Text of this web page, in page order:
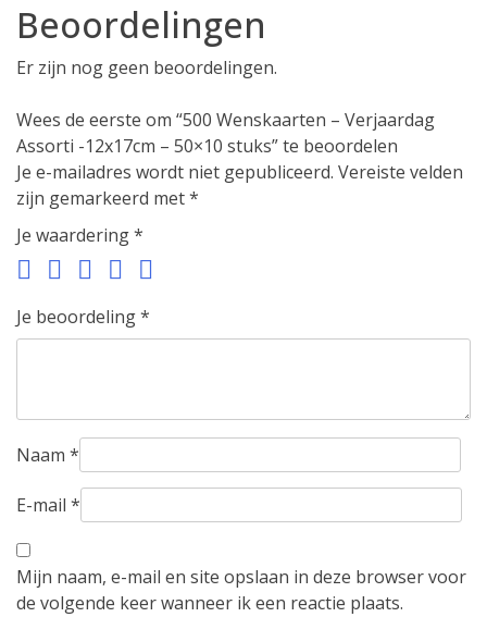
Beoordelingen
Er zijn nog geen beoordelingen.
Wees de eerste om “500 Wenskaarten – Verjaardag
Assorti -12x17cm – 50×10 stuks” te beoordelen
Je e-mailadres wordt niet gepubliceerd. Vereiste velden
zijn gemarkeerd met*
Je waardering*
Je beoordeling*
Naam *
E-mail *
Mijn naam, e-mail en site opslaan in deze browser voor
de volgende keer wanneer ik een reactie plaats.